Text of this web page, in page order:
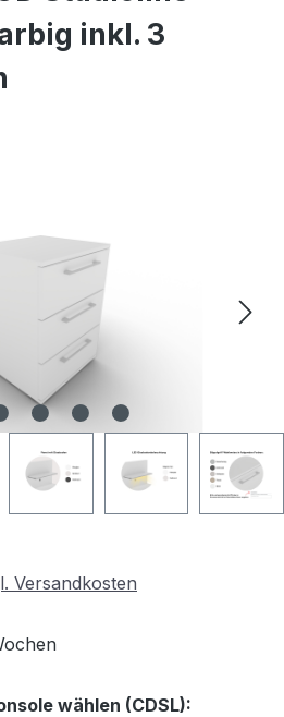
inkl. 3
Versandkosten
wählen (CDSL):